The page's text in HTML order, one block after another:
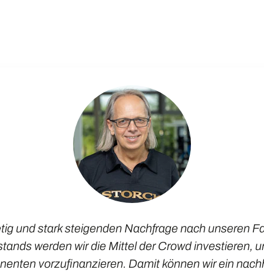
und stark steigenden Nachfrage nach unseren
werden wir die Mittel der Crowd investieren,
vorzufinanzieren. Damit können wir ein